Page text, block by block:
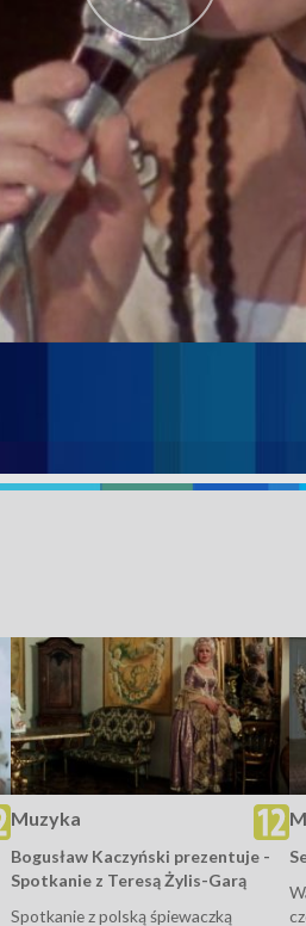
Muzyka
Bogusław Kaczyński prezentuje -
Spotkanie z Teresą Żylis-Garą
Spotkanie z polską śpiewaczką